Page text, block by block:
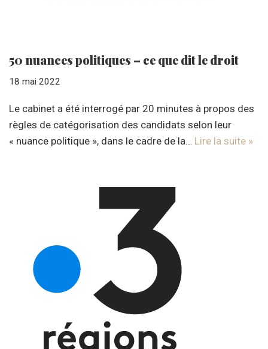
50 nuances politiques – ce que dit le droit
18 mai 2022
Le cabinet a été interrogé par 20 minutes à propos des
règles de catégorisation des candidats selon leur
« nuance politique », dans le cadre de la… Lire la suite »